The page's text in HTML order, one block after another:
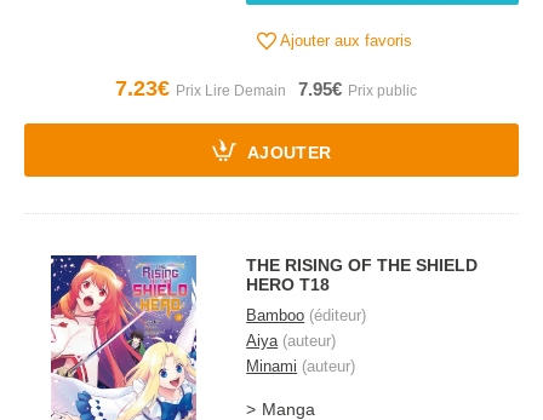
Ajouter aux favoris
7.23€ 7.95€
AJOUTER
THE RISING OF THE SHIELD
HERO T18
Bamboo (éditeur)
Aiya(auteur)
Minami (auteur)
Manga